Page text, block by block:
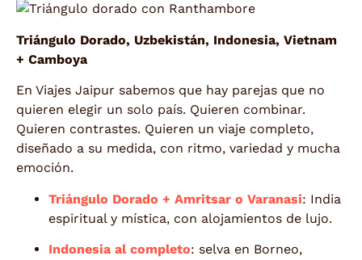
Triángulo Dorado, Uzbekistán, Indonesia, Vietnam
+ Camboya
En Viajes Jaipur sabemos que hay parejas que no
quieren elegir un solo país. Quieren combinar.
Quieren contrastes. Quieren un viaje completo,
diseñado a su medida, con ritmo, variedad y mucha
emoción.
Triángulo Dorado + Amritsar o Varanasi: India
espiritual y mística, con alojamientos de lujo.
Indonesia al completo: selva en Borneo,